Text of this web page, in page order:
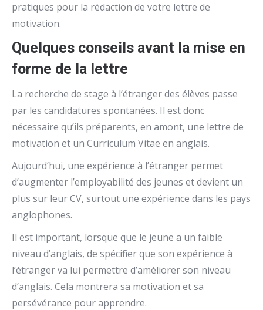
pratiques pour la rédaction de votre lettre de
motivation.
Quelques conseils avant la mise en
forme de la lettre
La recherche de stage à l’étranger des élèves passe
par les candidatures spontanées. Il est donc
nécessaire qu’ils préparents, en amont, une lettre de
motivation et un Curriculum Vitae en anglais.
Aujourd’hui, une expérience à l’étranger permet
d’augmenter l’employabilité des jeunes et devient un
plus sur leur CV, surtout une expérience dans les pays
anglophones.
Il est important, lorsque que le jeune a un faible
niveau d’anglais, de spécifier que son expérience à
l’étranger va lui permettre d’améliorer son niveau
d’anglais. Cela montrera sa motivation et sa
persévérance pour apprendre.